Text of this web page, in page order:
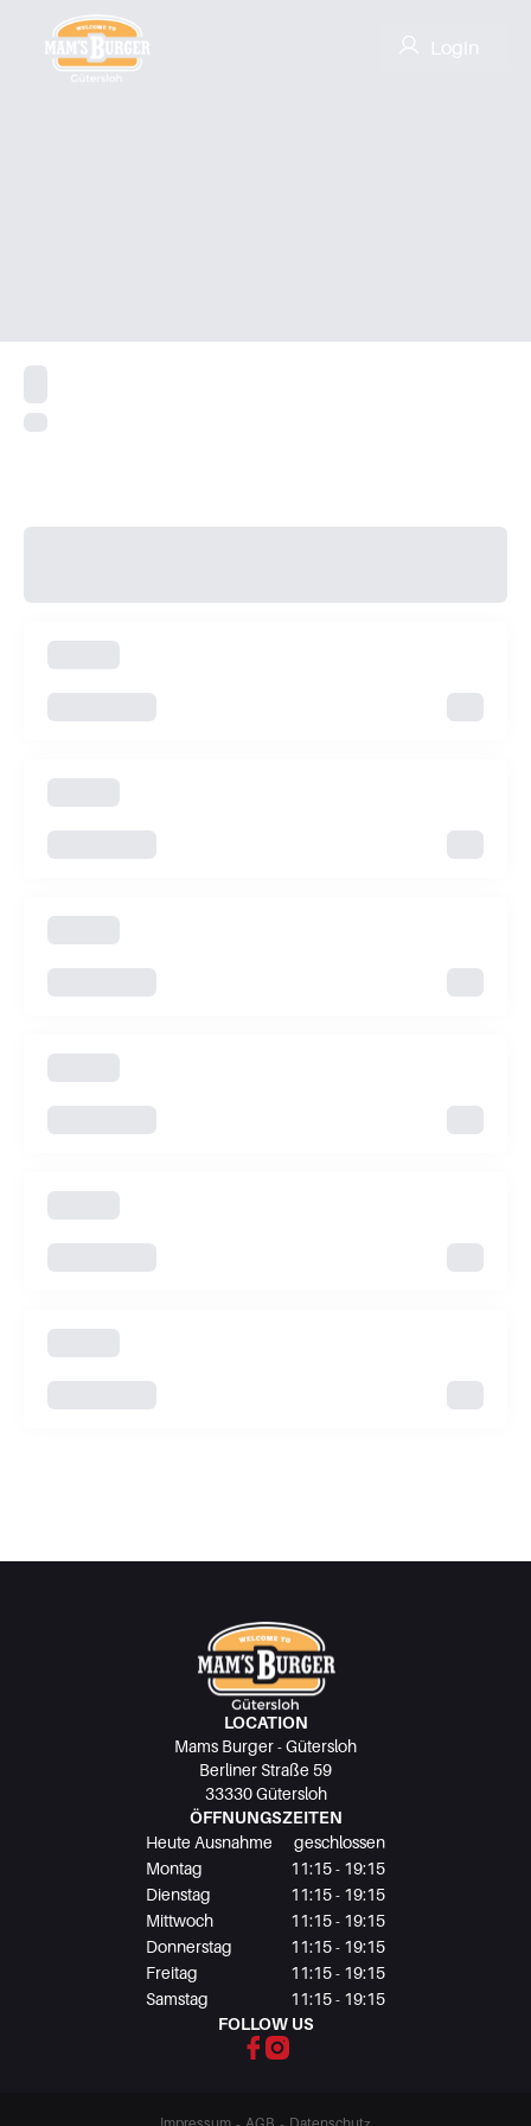
Login
LOCATION
Mams Burger - Gütersloh
Berliner Straße 59
33330 Gütersloh
ÖFFNUNGSZEITEN
Heute Ausnahme
geschlossen
Montag
11:15 - 19:15
Dienstag
11:15 - 19:15
Mittwoch
11:15 - 19:15
Donnerstag
11:15 - 19:15
Freitag
11:15 - 19:15
Samstag
11:15 - 19:15
FOLLOW US